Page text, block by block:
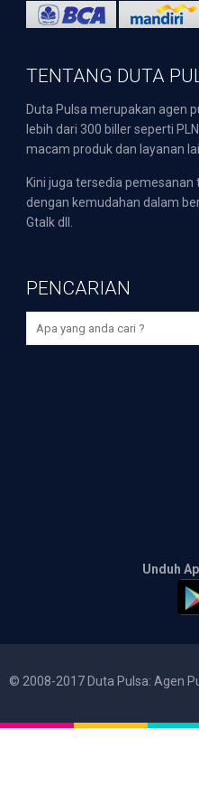
TENTANG DUTA
Duta Pulsa merupakan agen
lebih dari 300 biller seperti
macam produk dan layanan
Kini juga tersedia
dengan kemudahan dalam
Gtalk dll.
PENCARIAN
Unduh
© 2008-2017 Duta Pulsa: Agen